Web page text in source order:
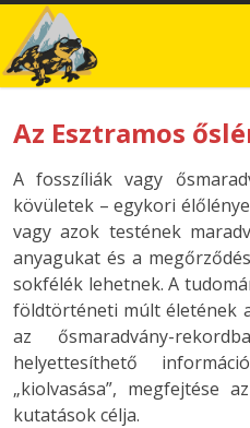
Az Esztramos
A fosszíliák vagy
kövületek – egykori
vagy azok testének
anyagukat és a
sokfélék lehetnek. A
földtörténeti múlt életének
az ősmaradvány-
helyettesíthető
„kiolvasása”, megfejtése
kutatások célja.